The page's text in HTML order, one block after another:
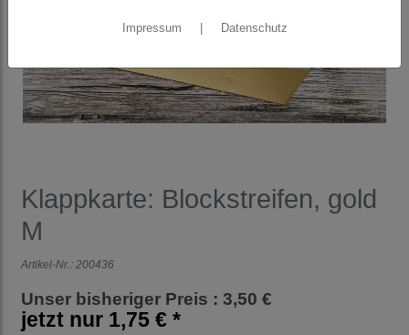
Klappkarte: Blockstreifen, gold
M
Artikel-Nr.: 200436
Unser bisheriger Preis : 3,50 €
jetzt nur 1,75 € *
Impressum Datenschutz